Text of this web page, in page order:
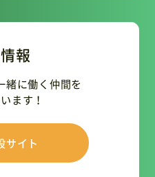
報
緒に働く仲間を
ます！
サイト